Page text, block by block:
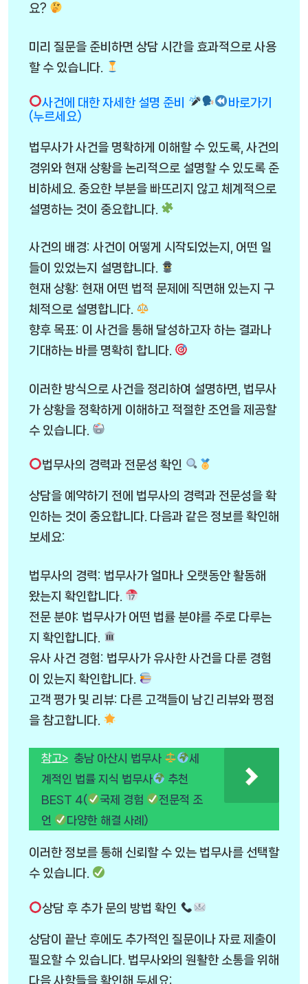
요?
미리 질문을 준비하면 상담 시간을 효과적으로 사용
할 수 있습니다.
사건에 대한 자세한 설명 준비
바로가기
(누르세요)
법무사가 사건을 명확하게 이해할 수 있도록, 사건의
경위와 현재 상황을 논리적으로 설명할 수 있도록 준
비하세요. 중요한 부분을 빠뜨리지 않고 체계적으로
설명하는 것이 중요합니다.
사건의 배경: 사건이 어떻게 시작되었는지, 어떤 일
들이 있었는지 설명합니다.
현재 상황: 현재 어떤 법적 문제에 직면해 있는지 구
체적으로 설명합니다.
향후 목표: 이 사건을 통해 달성하고자 하는 결과나
기대하는 바를 명확히 합니다.
이러한 방식으로 사건을 정리하여 설명하면, 법무사
가 상황을 정확하게 이해하고 적절한 조언을 제공할
수 있습니다.
법무사의 경력과 전문성 확인
상담을 예약하기 전에 법무사의 경력과 전문성을 확
인하는 것이 중요합니다. 다음과 같은 정보를 확인해
보세요:
법무사의 경력: 법무사가 얼마나 오랫동안 활동해
왔는지 확인합니다.
전문 분야: 법무사가 어떤 법률 분야를 주로 다루는
지 확인합니다.
유사 사건 경험: 법무사가 유사한 사건을 다룬 경험
이 있는지 확인합니다.
고객 평가 및 리뷰: 다른 고객들이 남긴 리뷰와 평점
을 참고합니다.
참고> 충남 아산시 법무사
세
계적인 법률 지식 법무사
추천
BEST 4(
국제 경험
전문적 조
언
다양한 해결 사례)
이러한 정보를 통해 신뢰할 수 있는 법무사를 선택할
수 있습니다.
상담 후 추가 문의 방법 확인
상담이 끝난 후에도 추가적인 질문이나 자료 제출이
필요할 수 있습니다. 법무사와의 원활한 소통을 위해
다음 사항들을 확인해 두세요: